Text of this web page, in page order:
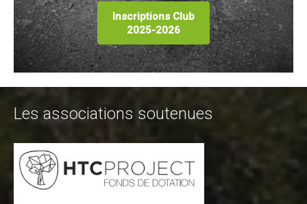
Inscriptions Club
2025-2026
Les associations soutenues